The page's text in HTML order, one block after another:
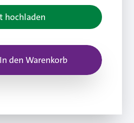
hochladen
In den Warenkorb